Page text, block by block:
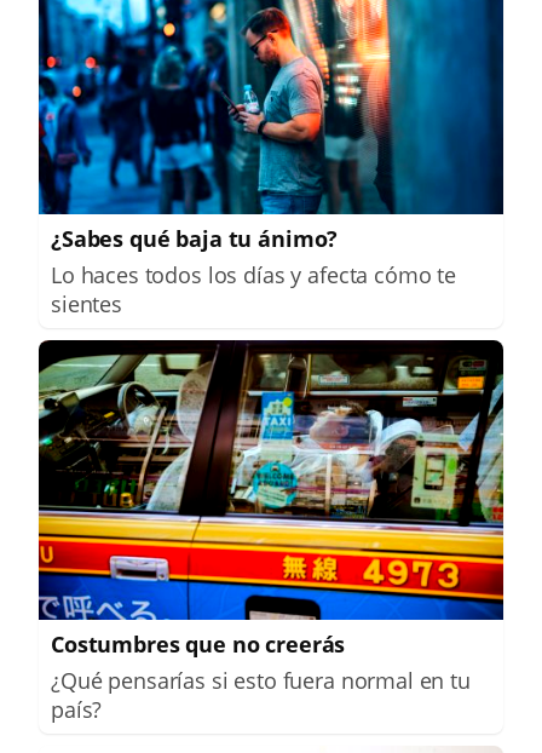
¿Sabes qué baja tu ánimo?
Lo haces todos los días y afecta cómo te
sientes
Costumbres que no creerás
¿Qué pensarías si esto fuera normal en tu
país?